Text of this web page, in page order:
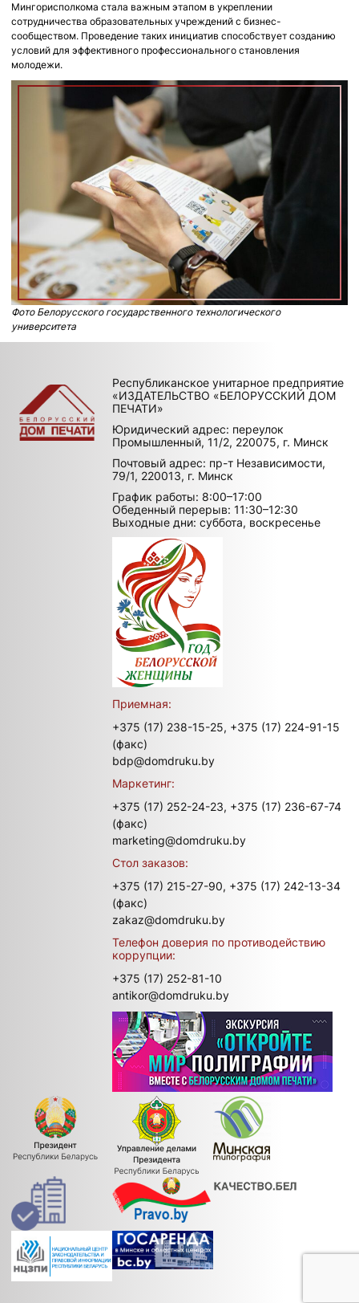
Мингорисполкома стала важным этапом в укреплении
сотрудничества образовательных учреждений с бизнес-
сообществом. Проведение таких инициатив способствует созданию
условий для эффективного профессионального становления
молодежи.
Фото Белорусского государственного технологического
университета
Республиканское унитарное предприятие
«ИЗДАТЕЛЬСТВО «БЕЛОРУССКИЙ ДОМ
ПЕЧАТИ»
Юридический адрес: переулок
Промышленный, 11/2, 220075, г. Минск
Почтовый адрес: пр-т Независимости,
79/1, 220013, г. Минск
График работы: 8:00–17:00
Обеденный перерыв: 11:30–12:30
Выходные дни: суббота, воскресенье
Приемная:
+375 (17) 238-15-25, +375 (17) 224-91-15
(факс)
bdp@domdruku.by
Маркетинг:
+375 (17) 252-24-23, +375 (17) 236-67-74
(факс)
marketing@domdruku.by
Стол заказов:
+375 (17) 215-27-90, +375 (17) 242-13-34
(факс)
zakaz@domdruku.by
Телефон доверия по противодействию
коррупции:
+375 (17) 252-81-10
antikor@domdruku.by